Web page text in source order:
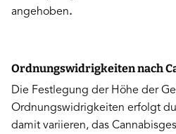
angehoben.
Ordnungswidrigkeiten nach
Die Festlegung der Höhe der
Ordnungswidrigkeiten erfolgt
damit variieren, das